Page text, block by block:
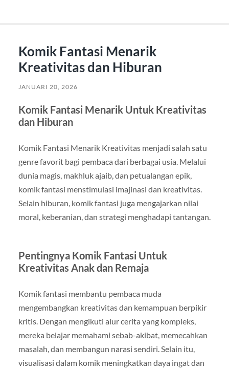
Komik Fantasi Menarik
Kreativitas dan Hiburan
JANUARI 20, 2026
Komik Fantasi Menarik Untuk Kreativitas
dan Hiburan
Komik Fantasi Menarik Kreativitas menjadi salah satu
genre favorit bagi pembaca dari berbagai usia. Melalui
dunia magis, makhluk ajaib, dan petualangan epik,
komik fantasi menstimulasi imajinasi dan kreativitas.
Selain hiburan, komik fantasi juga mengajarkan nilai
moral, keberanian, dan strategi menghadapi tantangan.
Pentingnya Komik Fantasi Untuk
Kreativitas Anak dan Remaja
Komik fantasi membantu pembaca muda
mengembangkan kreativitas dan kemampuan berpikir
kritis. Dengan mengikuti alur cerita yang kompleks,
mereka belajar memahami sebab-akibat, memecahkan
masalah, dan membangun narasi sendiri. Selain itu,
visualisasi dalam komik meningkatkan daya ingat dan